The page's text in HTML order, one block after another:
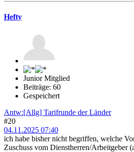
Hefty
Junior Mitglied
Beiträge: 60
Gespeichert
Antw:[Allg] Tarifrunde der Länder
#20
04.11.2025 07:40
ich habe bisher nicht begriffen, welche
Zuschuss vom Dienstherren/Arbeitgeber